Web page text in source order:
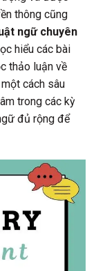
thông cũng
ngữ chuyên
hiểu các bài
thảo luận về
cách sâu
trong các kỳ
đủ rộng để